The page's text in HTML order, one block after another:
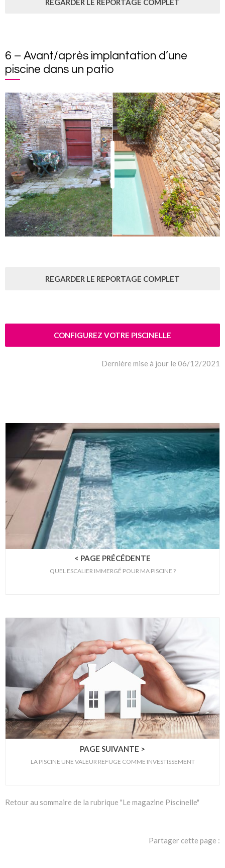
REGARDER LE REPORTAGE COMPLET
6 – Avant/après implantation d’une
piscine dans un patio
REGARDER LE REPORTAGE COMPLET
CONFIGUREZ VOTRE PISCINELLE
Dernière mise à jour le 06/12/2021
< PAGE PRÉCÉDENTE
QUEL ESCALIER IMMERGÉ POUR MA PISCINE ?
PAGE SUIVANTE >
LA PISCINE UNE VALEUR REFUGE COMME INVESTISSEMENT
Retour au sommaire de la rubrique "Le magazine Piscinelle"
Partager cette page :